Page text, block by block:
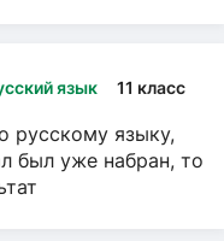
язык 11 класс
русскому языку,
был уже набран, то